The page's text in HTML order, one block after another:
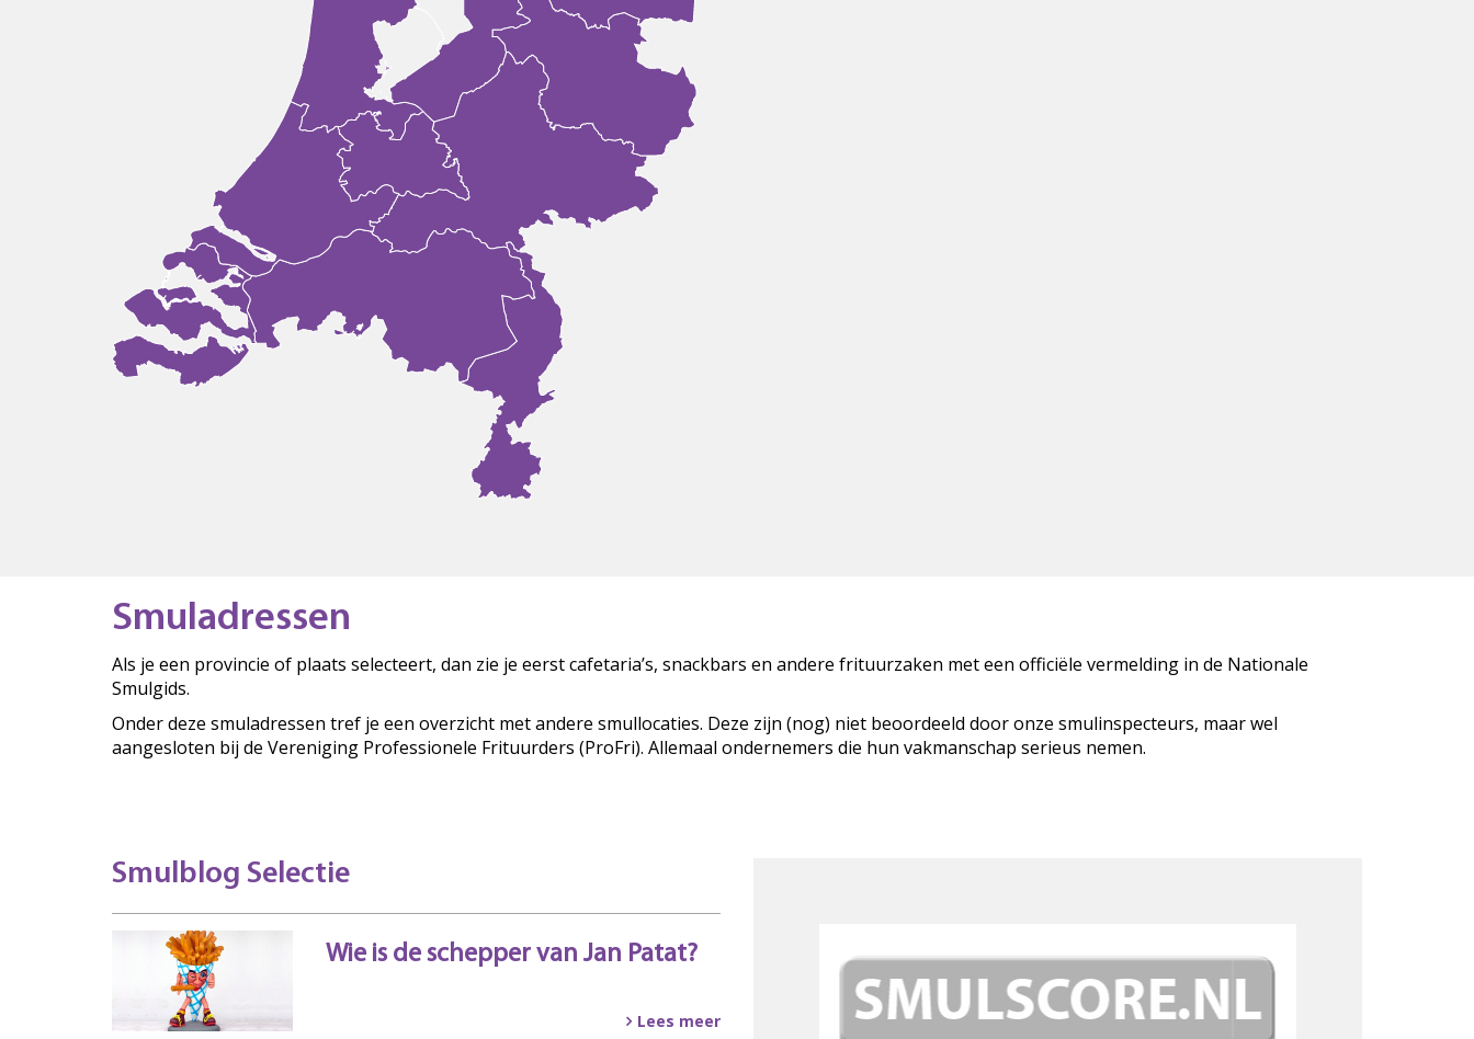
Smuladressen
Als je een provincie of plaats selecteert, dan zie je eerst cafetaria’s, snackbars en andere frituurzaken met een officiële vermelding in de Nationale
Smulgids.
Onder deze smuladressen tref je een overzicht met andere smullocaties. Deze zijn (nog) niet beoordeeld door onze smulinspecteurs, maar wel
aangesloten bij de Vereniging Professionele Frituurders (ProFri). Allemaal ondernemers die hun vakmanschap serieus nemen.
Smulblog Selectie
Wie is de schepper van Jan Patat?
Lees meer